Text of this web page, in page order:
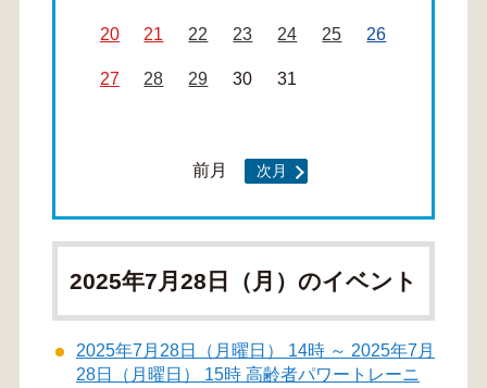
20 21 22 23 24 25 26
27 28 29 30 31
前月 次月
2025年7月28日（月）のイベント
2025年7月28日（月曜日） 14時 ～ 2025年7月
28日（月曜日） 15時 高齢者パワートレーニ